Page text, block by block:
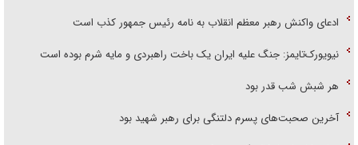
ادعای واکنش رهبر معظم انقلاب به نامه رئیس جمهور کذب است
نیویورک‌تایمز: جنگ علیه ایران یک باخت راهبردی و مایه شرم بوده است
هر شبش شب قدر بود
آخرین صحبت‌های پسرم دلتنگی برای رهبر شهید بود